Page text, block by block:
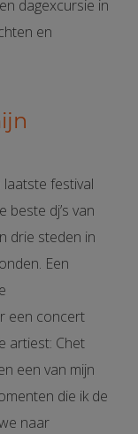
dagexcursie in
en
festival
beste dj’s van
drie steden in
Een
een concert
artiest: Chet
een van mijn
die ik de
naar